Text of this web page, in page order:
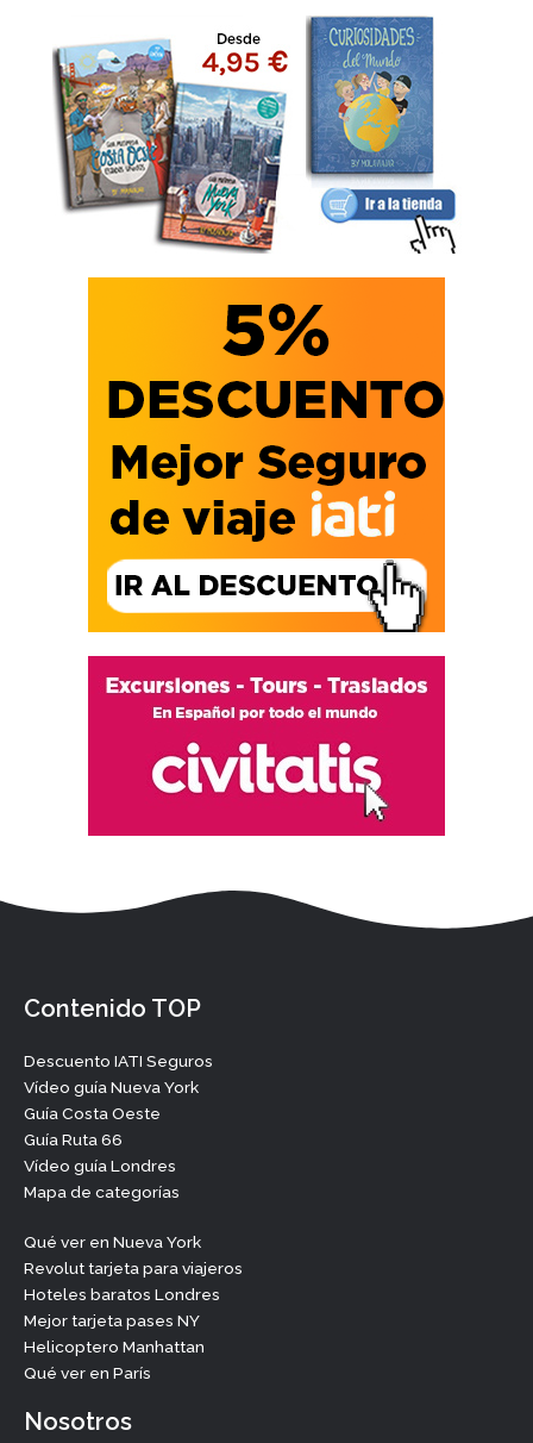
Contenido TOP
Descuento IATI Seguros
Vídeo guía Nueva York
Guía Costa Oeste
Guía Ruta 66
Vídeo guía Londres
Mapa de categorías
Qué ver en Nueva York
Revolut tarjeta para viajeros
Hoteles baratos Londres
Mejor tarjeta pases NY
Helicoptero Manhattan
Qué ver en París
Nosotros